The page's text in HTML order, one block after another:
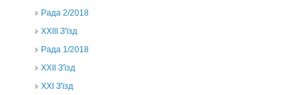
Рада 2/2018
XXIII З'їзд
Рада 1/2018
ХХІІ З'їзд
XXI З'їзд